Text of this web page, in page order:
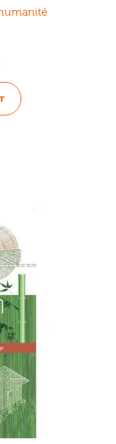
Le
actuel
est :